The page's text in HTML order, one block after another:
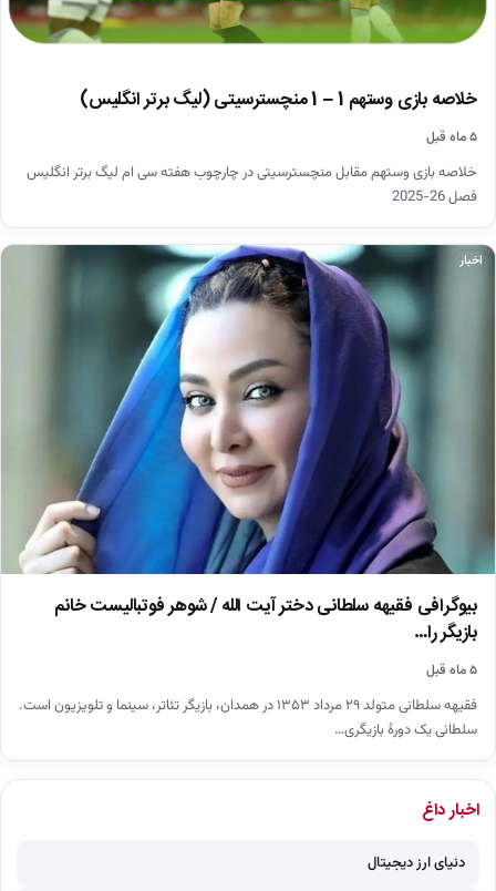
خلاصه بازی وستهم 1 – 1 منچسترسیتی (لیگ برتر انگلیس)
۵ ماه قبل
خلاصه بازی وستهم مقابل منچسترسیتی در چارچوب هفته سی ام لیگ برتر انگلیس
فصل 26-2025
اخبار
بیوگرافی فقیهه سلطانی دختر آیت الله / شوهر فوتبالیست خانم
بازیگر را…
۵ ماه قبل
فقیهه سلطانی متولد ۲۹ مرداد ۱۳۵۳ در همدان، بازیگر تئاتر، سینما و تلویزیون است.
سلطانی یک دورهٔ بازیگری…
اخبار داغ
دنیای ارز دیجیتال